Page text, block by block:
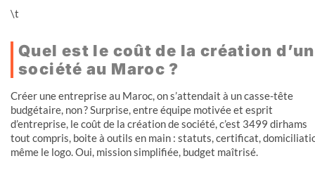
\t
Quel est le coût de la création
société au Maroc ?
Créer une entreprise au Maroc, on s’attendait à un casse-tête
budgétaire, non ? Surprise, entre équipe motivée et esprit
d’entreprise, le coût de la création de société, c’est 3499 dirhams
tout compris, boite à outils en main : statuts, certificat,
même le logo. Oui, mission simplifiée, budget maîtrisé.